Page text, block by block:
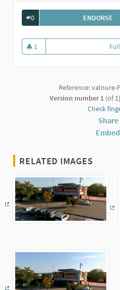
0 ENDORSE
1
1 follower
Reference: valnure-
Version number 1 (of 1)
Check
Share
Embed
RELATED IMAGES
(External link)